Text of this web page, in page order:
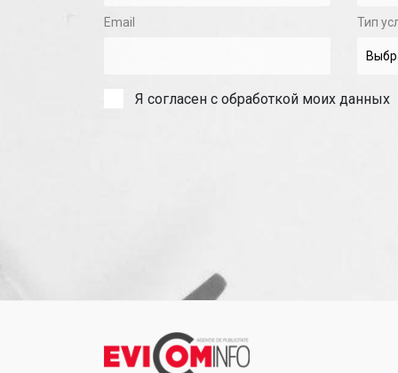
Email Тип
Я согласен с обработкой моих данных